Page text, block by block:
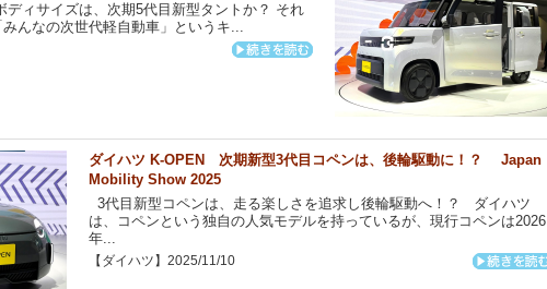
ィサイズは、次期5代目新型タントか？ それ
んなの次世代軽自動車」というキ...
ダイハツ K-OPEN 次期新型3代目コペンは、後輪駆動に！？ Japan
Mobility Show 2025
3代目新型コペンは、走る楽しさを追求し後輪駆動へ！？ ダイハツ
は、コペンという独自の人気モデルを持っているが、現行コペンは2026
年...
【ダイハツ】2025/11/10